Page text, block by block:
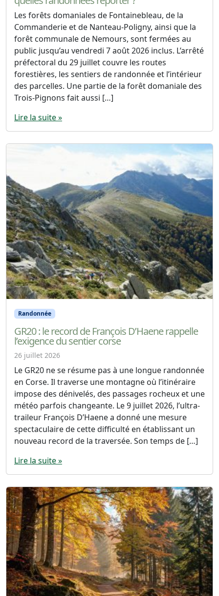
Les forêts domaniales de Fontainebleau, de la
Commanderie et de Nanteau-Poligny, ainsi que la
forêt communale de Nemours, sont fermées au
public jusqu’au vendredi 7 août 2026 inclus. L’arrêté
préfectoral du 29 juillet couvre les routes
forestières, les sentiers de randonnée et l’intérieur
des parcelles. Une partie de la forêt domaniale des
Trois-Pignons fait aussi […]
Lire la suite »
Randonnée
GR20 : le record de François D’Haene rappelle
l’exigence du sentier corse
26 juillet 2026
Le GR20 ne se résume pas à une longue randonnée
en Corse. Il traverse une montagne où l’itinéraire
impose des dénivelés, des passages rocheux et une
météo parfois changeante. Le 9 juillet 2026, l’ultra-
traileur François D’Haene a donné une mesure
spectaculaire de cette difficulté en établissant un
nouveau record de la traversée. Son temps de […]
Lire la suite »